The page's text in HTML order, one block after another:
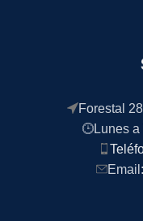
Forestal
Lunes a